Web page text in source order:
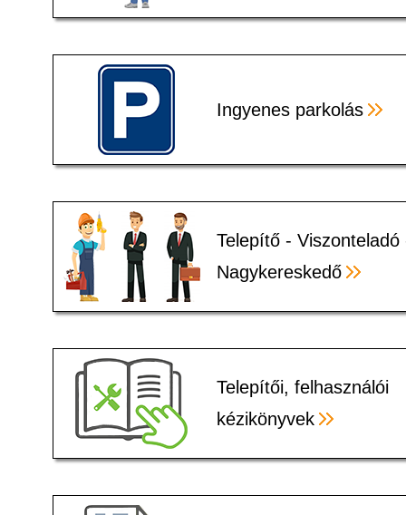
Ingyenes parkolás
Telepítő - Viszonteladó
Nagykereskedő
Telepítői, felhasználói
kézikönyvek